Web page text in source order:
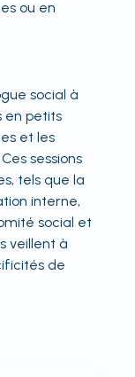
ou en
social à
en petits
et les
sessions
tels que la
interne,
social et
veillent à
de